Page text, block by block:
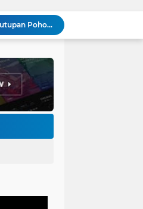
Menakar Udara dan Tanah di Kaki Manglayang: Minimnya Tutupan Pohon di Blok Padaemut-Cigupakan Tingkatkan Risiko Klimatologi dan Ekologi
Anggota DPRD Kota Bandung Soroti Jalan Gelap, Desak Pemkot Prioritaskan Pembenahan PJU
Edi Rusyandi Terpilih Secara Aklamasi Pimpin Golkar Bandung Barat, Tonggak Baru Kepemimpinan Harmonis "Turun Ranjang"
Program Gaslah Kota Bandung Raih Apresiasi Pemerintah Pusat, Pengolahan Sampah Capai 30 Persen
Penataan Kabel Udara FO di Cimahi Capai 15 KM, Target Kota Bebas Kabel Semrawut